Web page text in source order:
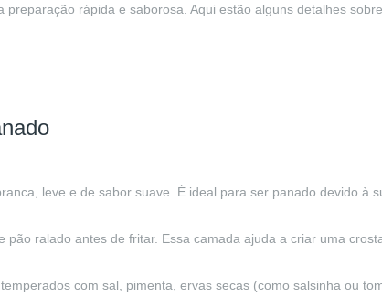
rápida e saborosa. Aqui estão alguns detalhes
leve e de sabor suave. É ideal para ser panado devido à
ralado antes de fritar. Essa camada ajuda a criar uma
com sal, pimenta, ervas secas (como salsinha ou